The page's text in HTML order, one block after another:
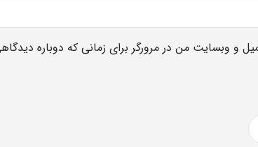
و وبسایت من در مرورگر برای زمانی که دوباره